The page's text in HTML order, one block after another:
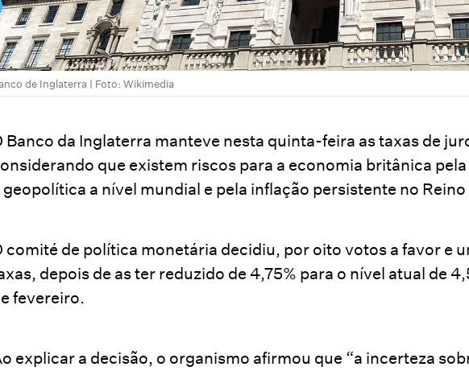
de Inglaterra | Foto: Wikimedia
Banco da Inglaterra manteve nesta quinta-feira as taxas de
que existem riscos para a economia britânica
geopolítica a nível mundial e pela inflação persistente no
comité de política monetária decidiu, por oito votos a favor e
depois de as ter reduzido de 4,75% para o nível atual de
fevereiro.
explicar a decisão, o organismo afirmou que “a incerteza